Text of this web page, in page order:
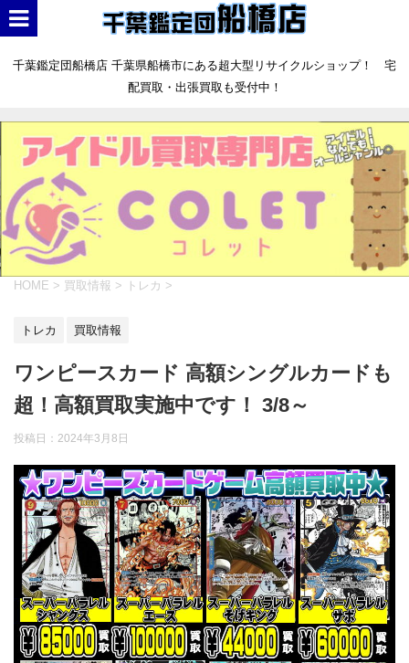
千葉鑑定団船橋店 千葉県船橋市にある超大型リサイクルショップ！ 宅
配買取・出張買取も受付中！
HOME > 買取情報 > トレカ >
トレカ 買取情報
ワンピースカード 高額シングルカードも
超！高額買取実施中です！ 3/8～
投稿日： 2024年3月8日